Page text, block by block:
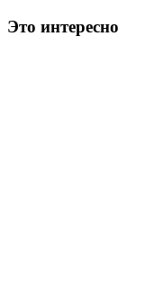
Это интересно